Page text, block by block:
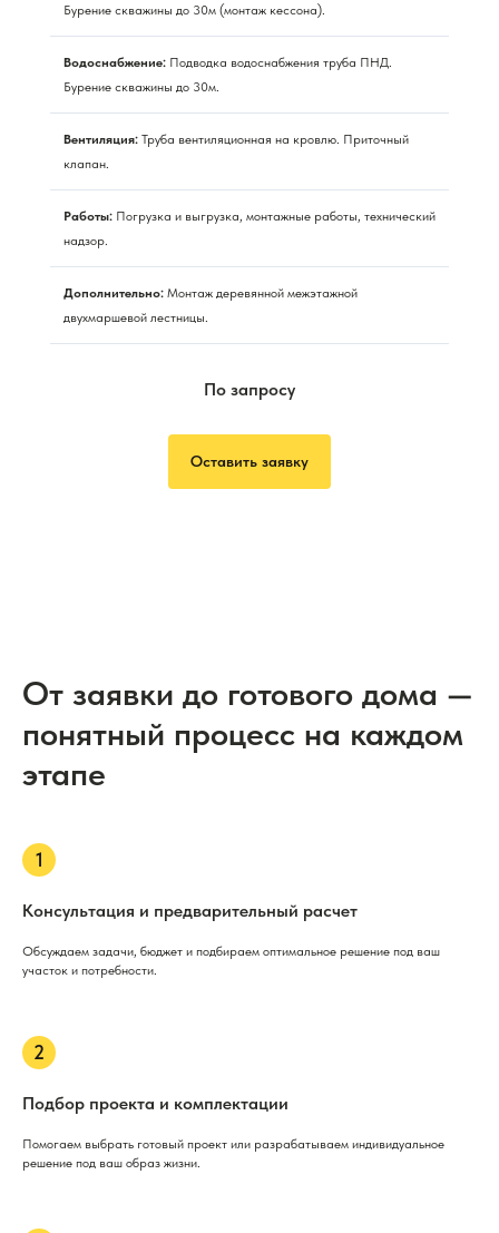
Бурение скважины до 30м (монтаж кессона).
Водоснабжение: Подводка водоснабжения труба ПНД.
Бурение скважины до 30м.
Вентиляция: Труба вентиляционная на кровлю. Приточный
клапан.
Работы: Погрузка и выгрузка, монтажные работы, технический
надзор.
Дополнительно: Монтаж деревянной межэтажной
двухмаршевой лестницы.
По запросу
Оставить заявку
От заявки до готового дома —
понятный процесс на каждом
этапе
Консультация и предварительный расчет
Обсуждаем задачи, бюджет и подбираем оптимальное решение под ваш
участок и потребности.
Подбор проекта и комплектации
Помогаем выбрать готовый проект или разрабатываем индивидуальное
решение под ваш образ жизни.